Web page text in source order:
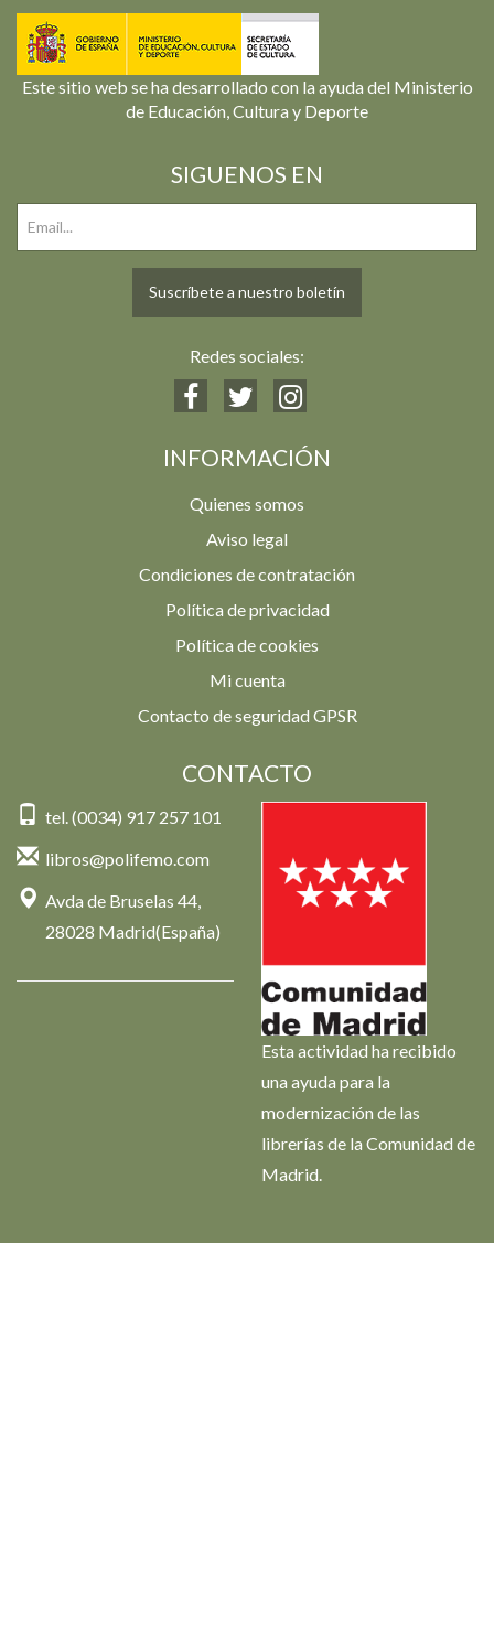
Este sitio web se ha desarrollado con la ayuda del Ministerio
de Educación, Cultura y Deporte
SIGUENOS EN
Suscríbete a nuestro boletín
Redes sociales:
INFORMACIÓN
Quienes somos
Aviso legal
Condiciones de contratación
Política de privacidad
Política de cookies
Mi cuenta
Contacto de seguridad GPSR
CONTACTO
tel. (0034) 917 257 101
libros@polifemo.com
Avda de Bruselas 44,
28028 Madrid(España)
Esta actividad ha recibido
una ayuda para la
modernización de las
librerías de la Comunidad de
Madrid.